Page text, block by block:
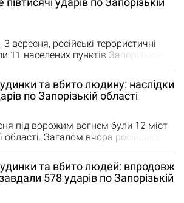
Ще шість ударів з
залпового вогню росіяни завдали
вересня, російські терористичні
11 населених пунктів Запорізької
Шість ударів з реактивних систем
окупанти нанесли по Плавням,
Ще 12 авіаційних ударів
по Плавнях, Гуляйполю, Успенівці,
та вбито людину: наслідки
по Запорізькій області
під ворожим вогнем були 12 міст
області. Загалом вчора російська
по Успенівці загинув 62-річний
росіяни завдали шість авіаційних
Успенівці, Полтавці та
рази обстріляли Гуляйполе,
та вбито людей: впродовж
578 ударів по Запорізькій